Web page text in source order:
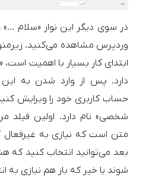
در سوی دیگر این نوار «سلام …»
وردپرس مشاهده می‌کنید.
ابتدای کار بسیار با اهمیت
دارد. پس از وارد شدن به
حساب کاربری خود را ویرایش
شخصی» نام دارد. اولین فیلد
متن است که نیازی به
بعد می‌توانید انتخاب کنید که
شوند یا خیر که باز هم نیازی به